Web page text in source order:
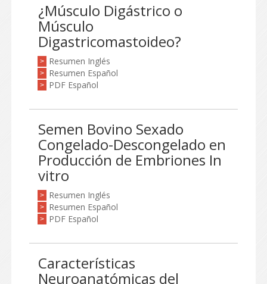
¿Músculo Digástrico o
Músculo
Digastricomastoideo?
> Resumen Inglés
> Resumen Español
> PDF Español
Semen Bovino Sexado
Congelado-Descongelado en
Producción de Embriones In
vitro
> Resumen Inglés
> Resumen Español
> PDF Español
Características
Neuroanatómicas del